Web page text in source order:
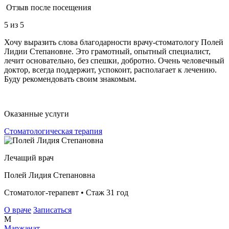
Отзыв после посещения
5 из 5
Хочу выразить слова благодарности врачу-стоматологу Полей
Лидии Степановне. Это грамотный, опытный специалист,
лечит основательно, без спешки, добротно. Очень человечный
доктор, всегда поддержит, успокоит, располагает к лечению.
Буду рекомендовать своим знакомым.
Оказанные услуги
Стоматологическая терапия
Лечащий врач
Полей Лидия Степановна
Стоматолог-терапевт • Стаж 31 год
О враче Записаться
М